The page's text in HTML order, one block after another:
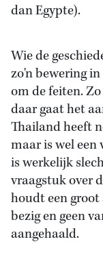
dan Egypte).
Wie de
zo'n bewering
om de feiten.
daar gaat het
Thailand heeft
maar is wel
is werkelijk
vraagstuk over
houdt een
bezig en geen
aangehaald.